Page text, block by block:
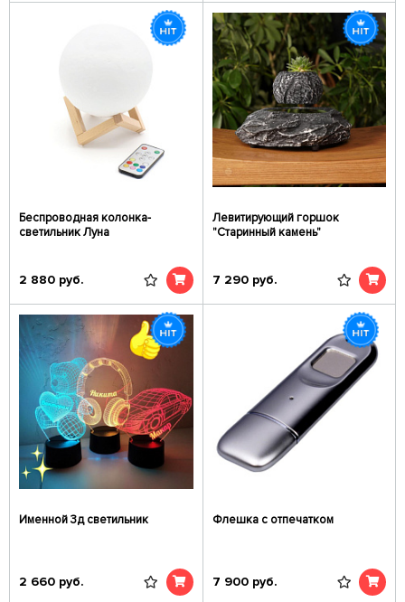
Беспроводная колонка-
светильник Луна
2 880 руб.
Левитирующий горшок
"Старинный камень"
7 290 руб.
Именной 3д светильник
2 660 руб.
Флешка с отпечатком
7 900 руб.